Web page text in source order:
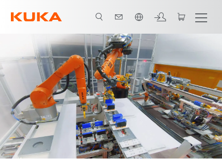
Modułowość Możliwość śledzenia Wszyscy partnerzy systemowi